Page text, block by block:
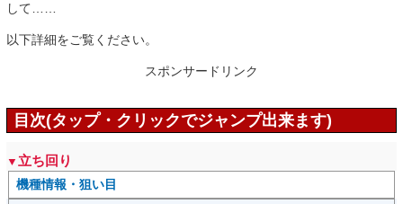
して……
以下詳細をご覧ください。
スポンサードリンク
目次(タップ・クリックでジャンプ出来ます)
立ち回り
機種情報・狙い目